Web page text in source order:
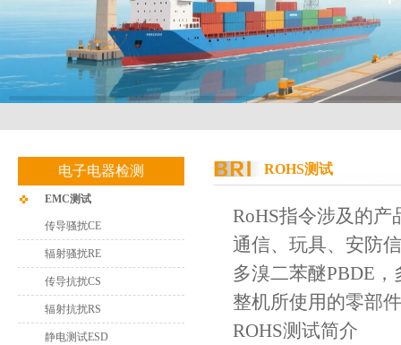
电子电器检测
EMC测试
传导骚扰CE
辐射骚扰RE
传导抗扰CS
辐射抗扰RS
静电测试ESD
ROHS测试
RoHS指令涉及的
通信、玩具、安防
多溴二苯醚PBDE
整机所使用的零部
ROHS测试简介